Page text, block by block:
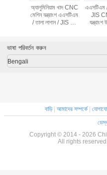
অ্যালুমিনিয়াম খাদ CNC
মেশিন যন্ত্রাংশ এএসটিএম
/ তালা লাগান / JIS মান
এএসটিএম /
JIS
ভাষা পরিবর্তন করুন
Bengali
বাড়ি| আমাদের সম্পর্কে|
Copyright © 2014 - 2026
All rights